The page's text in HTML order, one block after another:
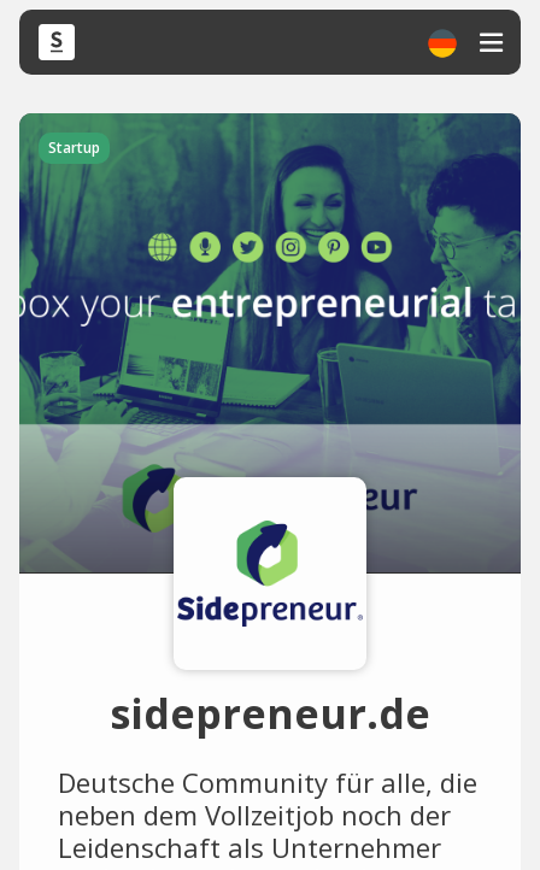
Startup
sidepreneur.de
Deutsche Community für alle, die
neben dem Vollzeitjob noch der
Leidenschaft als Unternehmer